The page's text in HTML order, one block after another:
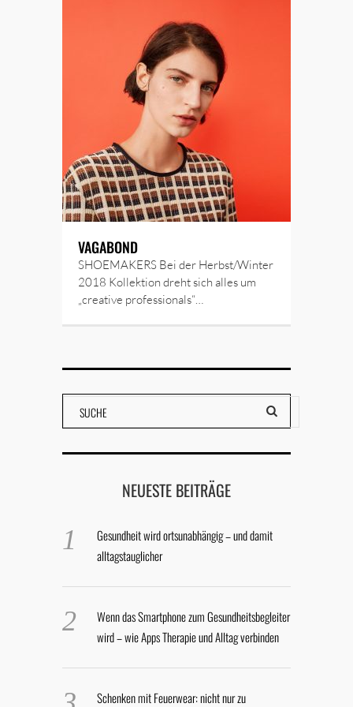
VAGABOND
SHOEMAKERS Bei der Herbst/Winter
2018 Kollektion dreht sich alles um
„creative professionals“…
NEUESTE BEITRÄGE
Gesundheit wird ortsunabhängig – und damit
alltagstauglicher
Wenn das Smartphone zum Gesundheitsbegleiter
wird – wie Apps Therapie und Alltag verbinden
Schenken mit Feuerwear: nicht nur zu